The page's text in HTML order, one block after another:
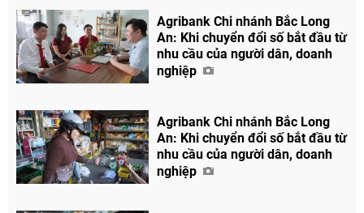
Agribank Chi nhánh Bắc Long
An: Khi chuyển đổi số bắt đầu từ
nhu cầu của người dân, doanh
nghiệp
Agribank Chi nhánh Bắc Long
An: Khi chuyển đổi số bắt đầu từ
nhu cầu của người dân, doanh
nghiệp